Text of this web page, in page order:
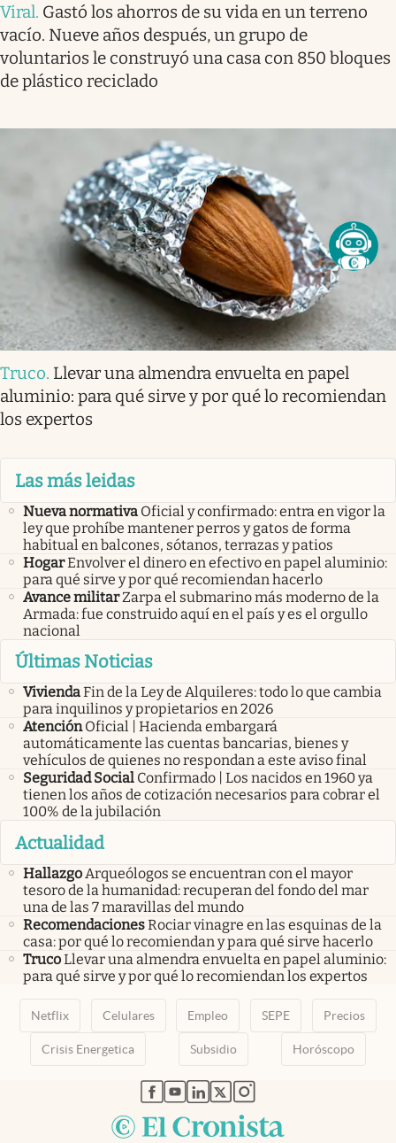
Viral. Gastó los ahorros de su vida en un terreno
vacío. Nueve años después, un grupo de
voluntarios le construyó una casa con 850 bloques
de plástico reciclado
Truco. Llevar una almendra envuelta en papel
aluminio: para qué sirve y por qué lo recomiendan
los expertos
Las más leidas
Nueva normativa Oficial y confirmado: entra en vigor la
ley que prohíbe mantener perros y gatos de forma
habitual en balcones, sótanos, terrazas y patios
HogarEnvolver el dinero en efectivo en papel aluminio:
para qué sirve y por qué recomiendan hacerlo
Avance militarZarpa el submarino más moderno de la
Armada: fue construido aquí en el país y es el orgullo
nacional
Últimas Noticias
ViviendaFin de la Ley de Alquileres: todo lo que cambia
para inquilinos y propietarios en 2026
Atención Oficial | Hacienda embargará
automáticamente las cuentas bancarias, bienes y
vehículos de quienes no respondan a este aviso final
Seguridad Social Confirmado | Los nacidos en 1960 ya
tienen los años de cotización necesarios para cobrar el
100% de la jubilación
Actualidad
HallazgoArqueólogos se encuentran con el mayor
tesoro de la humanidad: recuperan del fondo del mar
una de las 7 maravillas del mundo
RecomendacionesRociar vinagre en las esquinas de la
casa: por qué lo recomiendan y para qué sirve hacerlo
TrucoLlevar una almendra envuelta en papel aluminio:
para qué sirve y por qué lo recomiendan los expertos
Netflix Celulares Empleo SEPE Precios
Crisis Energetica Subsidio Horóscopo
abre en nueva pestaña
abre en nueva pestaña
abre en nueva pestaña
abre en nueva pestaña
abre en nueva pestaña